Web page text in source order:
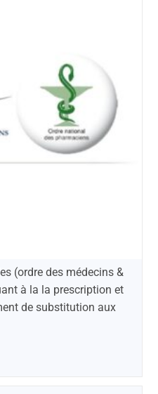
(ordre des médecins &
à la la prescription et
de substitution aux